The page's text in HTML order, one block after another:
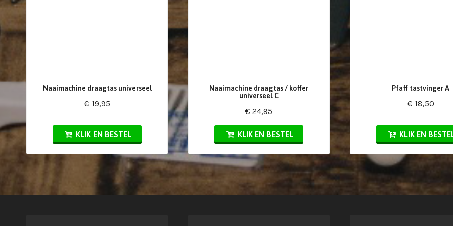
Naaimachine draagtas universeel
€ 19,95
KLIK EN BESTEL
Naaimachine draagtas / koffer
universeel C
€ 24,95
KLIK EN BESTEL
Pfaff tastvinger A
€ 18,50
KLIK EN